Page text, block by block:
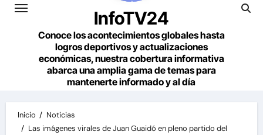
InfoTV24
Conoce los acontecimientos globales hasta
logros deportivos y actualizaciones
económicas, nuestra cobertura informativa
abarca una amplia gama de temas para
mantenerte informado y al día
Inicio
Noticias
Las imágenes virales de Juan Guaidó en pleno partido del